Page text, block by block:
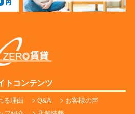
トコンテンツ
る理由 Q&A
お客様の声